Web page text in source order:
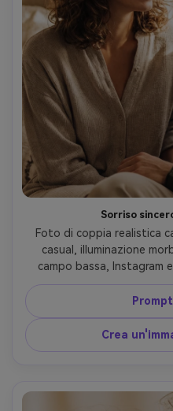
Sorriso
Foto di coppia realistica
casual, illuminazione
campo bassa, Instagram
caldi, look fotografico
Crea